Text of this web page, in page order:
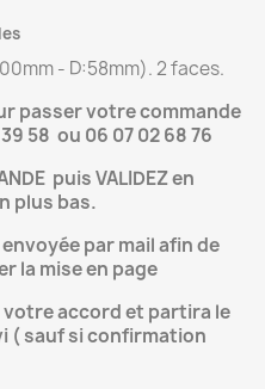
- D:58mm). 2 faces.
passer votre commande
58 ou 06 07 02 68 76
puis VALIDEZ en
plus bas.
par mail afin de
la mise en page
accord et partira le
( sauf si confirmation